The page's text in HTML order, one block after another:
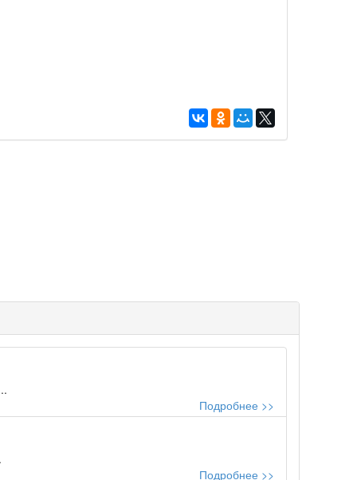
Подробнее >>
Подробнее >>